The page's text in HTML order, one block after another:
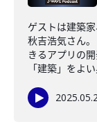
ゲストは建築
秋吉浩気さん
きるアプリの
「建築」をよ